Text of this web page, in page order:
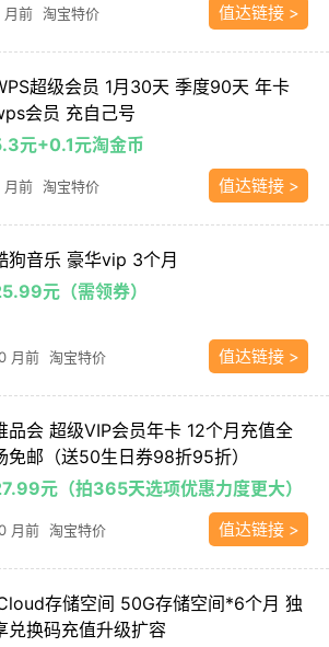
月前 淘宝特价 值达链接 >
超级会员 1月30天 季度90天 年卡
会员 充自己号
元+0.1元淘金币
月前 淘宝特价 值达链接 >
狗音乐 豪华vip 3个月
元（需领券）
月前 淘宝特价 值达链接 >
品会 超级VIP会员年卡 12个月充值全
免邮（送50生日券98折95折）
元（拍365天选项优惠力度更大）
月前 淘宝特价 值达链接 >
存储空间 50G存储空间*6个月 独
兑换码充值升级扩容